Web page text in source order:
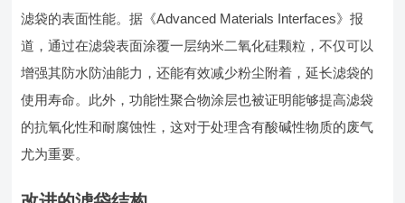
滤袋的表面性能。据《Advanced Materials Interfaces》报
道，通过在滤袋表面涂覆一层纳米二氧化硅颗粒，不仅可以
增强其防水防油能力，还能有效减少粉尘附着，延长滤袋的
使用寿命。此外，功能性聚合物涂层也被证明能够提高滤袋
的抗氧化性和耐腐蚀性，这对于处理含有酸碱性物质的废气
尤为重要。